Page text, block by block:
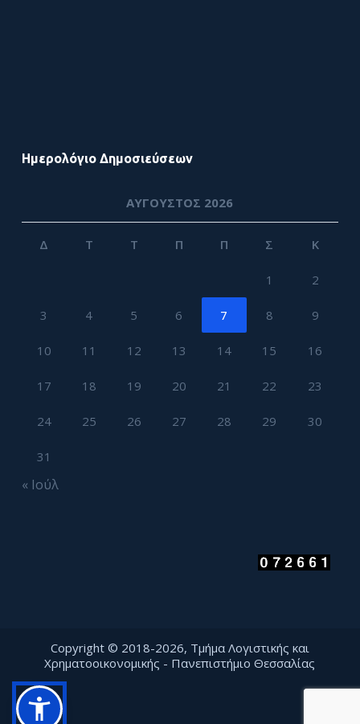
Ημερολόγιο Δημοσιεύσεων
ΑΎΓΟΥΣΤΟΣ 2026
Δ Τ Τ Π Π Σ Κ
1 2
3 4 5 6 7 8 9
10 11 12 13 14 15 16
17 18 19 20 21 22 23
24 25 26 27 28 29 30
31
« Ιούλ
Copyright © 2018-2026, Τμήμα Λογιστικής και
Χρηματοοικονομικής - Πανεπιστήμιο Θεσσαλίας